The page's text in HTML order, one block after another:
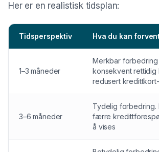
Her er en realistisk tidsplan:
Tidsperspektiv Hva du kan
1–3 måneder
Merkbar
konsekvent rettidig
redusert
3–6 måneder
Tydelig forbedring.
færre
å vises